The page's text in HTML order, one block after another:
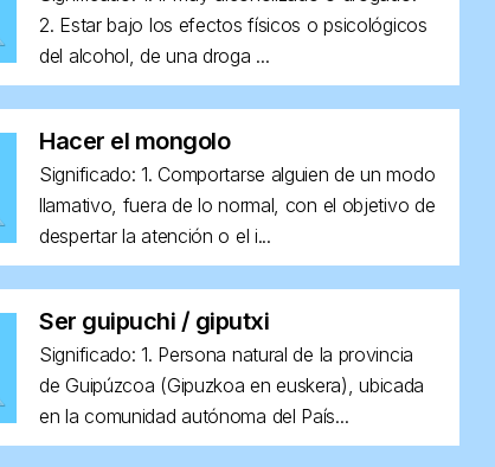
2. Estar bajo los efectos físicos o psicológicos
del alcohol, de una droga ...
Hacer el mongolo
Significado: 1. Comportarse alguien de un modo
llamativo, fuera de lo normal, con el objetivo de
despertar la atención o el i...
Ser guipuchi / giputxi
Significado: 1. Persona natural de la provincia
de Guipúzcoa (Gipuzkoa en euskera), ubicada
en la comunidad autónoma del País...